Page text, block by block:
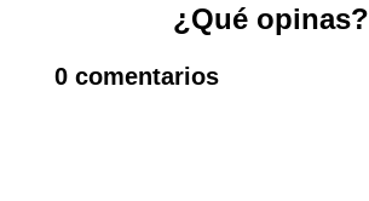
¿Qué opinas?
0 comentarios